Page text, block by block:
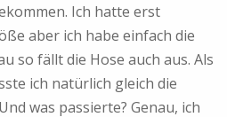
Ich hatte erst
aber ich habe einfach die
so fällt die Hose auch aus. Als
ich natürlich gleich die
was passierte? Genau, ich